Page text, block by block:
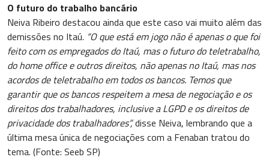
O futuro do trabalho bancário
Neiva Ribeiro destacou ainda que este caso vai muito além das
demissões no Itaú. “O que está em jogo não é apenas o que foi
feito com os empregados do Itaú, mas o futuro do teletrabalho,
do home office e outros direitos, não apenas no Itaú, mas nos
acordos de teletrabalho em todos os bancos. Temos que
garantir que os bancos respeitem a mesa de negociação e os
direitos dos trabalhadores, inclusive a LGPD e os direitos de
privacidade dos trabalhadores”,disse Neiva, lembrando que a
última mesa única de negociações com a Fenaban tratou do
tema. (Fonte: Seeb SP)